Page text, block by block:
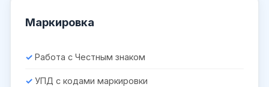
Маркировка
Работа с Честным знаком
УПД с кодами маркировки